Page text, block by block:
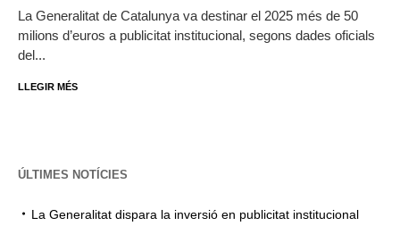
La Generalitat de Catalunya va destinar el 2025 més de 50
milions d’euros a publicitat institucional, segons dades oficials
del...
LLEGIR MÉS
ÚLTIMES NOTÍCIES
La Generalitat dispara la inversió en publicitat institucional